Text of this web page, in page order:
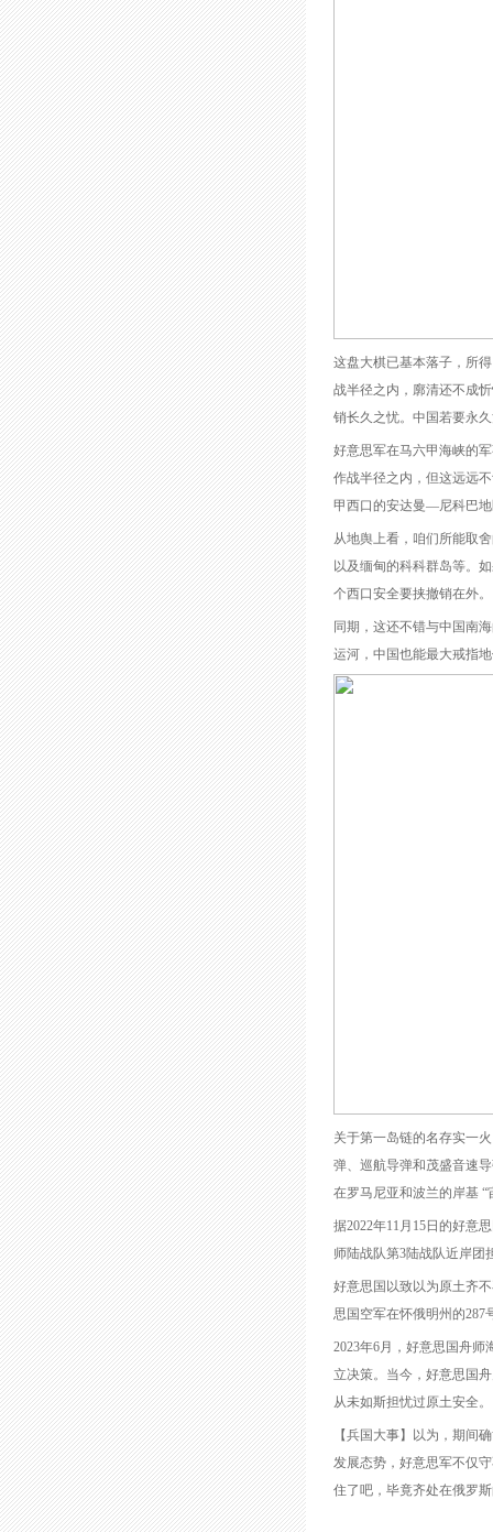
这盘大棋已基本落子，所
战半径之内，廓清还不成
销长久之忧。中国若要永
好意思军在马六甲海峡的
作战半径之内，但这远远
甲西口的安达曼—尼科巴
从地舆上看，咱们所能取
以及缅甸的科科群岛等。
个西口安全要挟撤销在外。
同期，这还不错与中国南
运河，中国也能最大戒指
关于第一岛链的名存实一
弹、巡航导弹和茂盛音速
在罗马尼亚和波兰的岸基
据2022年11月15日的好意
师陆战队第3陆战队近岸团
好意思国以致以为原土齐
思国空军在怀俄明州的287
2023年6月，好意思国舟
立决策。当今，好意思国
从未如斯担忧过原土安全。
【兵国大事】以为，期间
发展态势，好意思军不仅
住了吧，毕竟齐处在俄罗